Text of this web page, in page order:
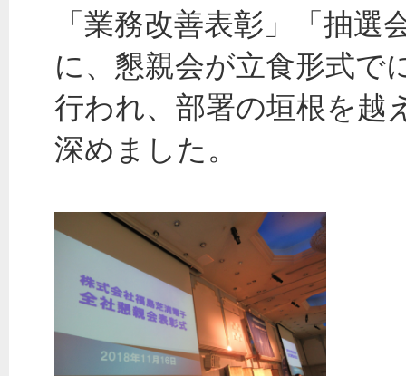
「業務改善表彰」「抽選
に、懇親会が立食形式で
行われ、部署の垣根を越
深めました。